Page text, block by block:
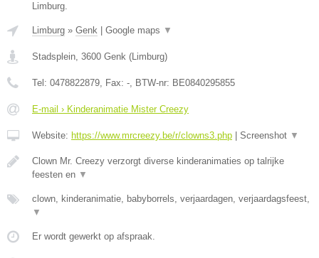
Limburg.
Limburg » Genk Google maps ▼
Stadsplein, 3600 Genk (Limburg)
Tel: 0478822879, Fax: -, BTW-nr: BE0840295855
E-mail › Kinderanimatie Mister Creezy
Website: https://www.mrcreezy.be/r/clowns3.php Screenshot ▼
Clown Mr. Creezy verzorgt diverse kinderanimaties op talrijke
feesten en ▼
clown, kinderanimatie, babyborrels, verjaardagen, verjaardagsfeest,
▼
Er wordt gewerkt op afspraak.